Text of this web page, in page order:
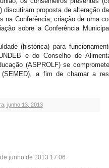
discutiram proposta de alteração
na Conferência, criação de uma
sobre a Conferência
(histórica) para
e do Conselho de
(ASPROLF) se
a fim de chamar a
junho 13, 2013
junho de 2013 17:06